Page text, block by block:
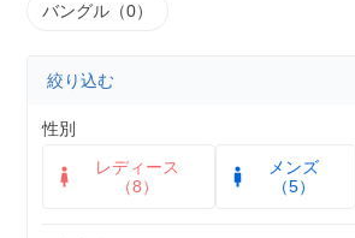
バングル（0）
絞り込む
性別
レディース
（8）
メンズ
（5）